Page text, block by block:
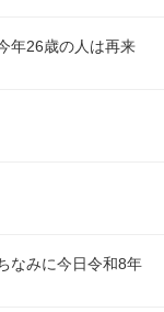
年26歳の人は再来
なみに今日令和8年